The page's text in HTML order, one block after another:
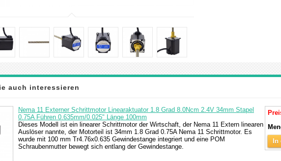
auch interessieren
Nema 11 Externer Schrittmotor Linearaktuator 1.8 Grad 8.0Ncm 2.4V 34mm Stapel
0.75A Führen 0.635mm/0.025" Länge 100mm
Dieses Modell ist ein linearer Schrittmotor der Wirtschaft, der Nema 11 Extern linearen
Auslöser nannte, der Motorteil ist 34mm 1.8 Grad 0.75A Nema 11 Schrittmotor. Es
wurde mit 100 mm Tr4.76x0.635 Gewindestange integriert und eine POM
Schraubenmutter bewegt sich entlang der Gewindestange.